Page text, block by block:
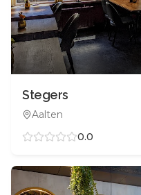
Stegers
Aalten
0.0